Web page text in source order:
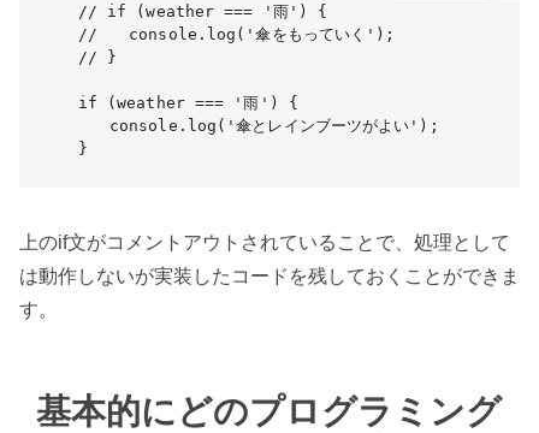
// if (weather === '雨') {
//　　console.log('傘をもっていく');
// }
if (weather === '雨') {
console.log('傘とレインブーツがよい');
}
上のif文がコメントアウトされていることで、処理として
は動作しないが実装したコードを残しておくことができま
す。
基本的にどのプログラミング